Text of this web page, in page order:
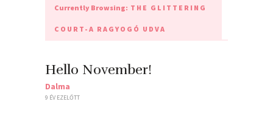
Currently Browsing: THE GLITTERING
COURT-A RAGYOGÓ UDVA
Hello November!
Dalma
9 ÉV EZELŐTT